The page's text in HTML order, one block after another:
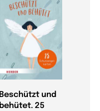
Beschützt und
behütet. 25